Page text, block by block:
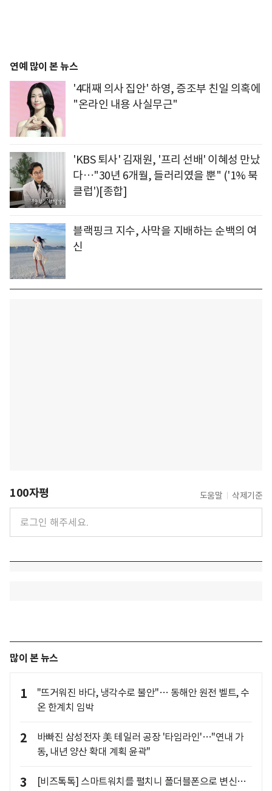
연예 많이 본 뉴스
'4대째 의사 집안' 하영, 증조부 친일 의혹에
"온라인 내용 사실무근"
'KBS 퇴사' 김재원, '프리 선배' 이혜성 만났
다…"30년 6개월, 들러리였을 뿐" ('1% 북
클럽')[종합]
블랙핑크 지수, 사막을 지배하는 순백의 여
신
100자평 도움말 삭제기준
많이 본 뉴스
1
"뜨거워진 바다, 냉각수로 불안"… 동해안 원전 벨트, 수
온 한계치 임박
2
바빠진 삼성전자 美 테일러 공장 '타임라인'…"연내 가
동, 내년 양산 확대 계획 윤곽"
3
[비즈톡톡] 스마트워치를 펼치니 폴더블폰으로 변신…